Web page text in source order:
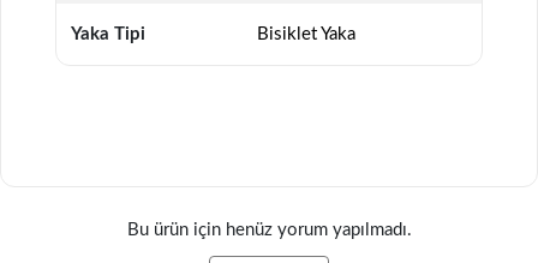
Yaka Tipi Bisiklet Yaka
Bu ürün için henüz yorum yapılmadı.